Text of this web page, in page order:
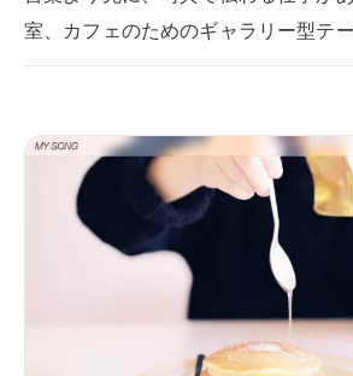
室、カフェのためのギャラリー型テ